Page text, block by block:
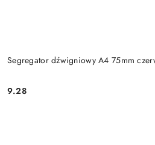
Segregator dźwigniowy A4 75mm
Cena:
9.28